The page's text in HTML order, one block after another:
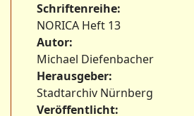
Schriftenreihe:
NORICA Heft 13
Autor:
Michael Diefenbacher
Herausgeber:
Stadtarchiv Nürnberg
Veröffentlicht: